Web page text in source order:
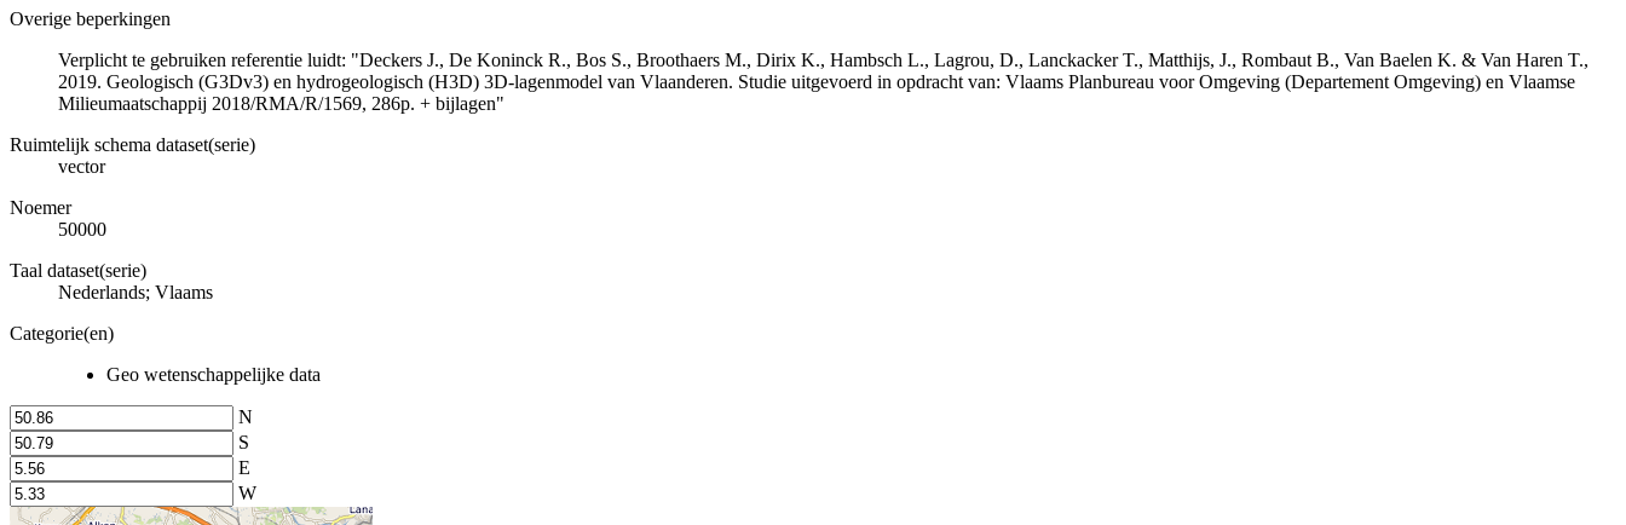
Overige beperkingen
Verplicht te gebruiken referentie luidt: "Deckers J., De Koninck R., Bos S., Broothaers M., Dirix K., Hambsch L., Lagrou, D., Lanckacker T., Matthijs, J., Rombaut B., Van Baelen K. & Van Haren T.,
2019. Geologisch (G3Dv3) en hydrogeologisch (H3D) 3D-lagenmodel van Vlaanderen. Studie uitgevoerd in opdracht van: Vlaams Planbureau voor Omgeving (Departement Omgeving) en Vlaamse
Milieumaatschappij 2018/RMA/R/1569, 286p. + bijlagen"
Ruimtelijk schema dataset(serie)
vector
Noemer
50000
Taal dataset(serie)
Nederlands; Vlaams
Categorie(en)
Geo wetenschappelijke data
N
S
E
W